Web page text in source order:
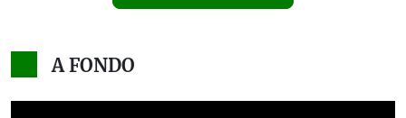
A FONDO